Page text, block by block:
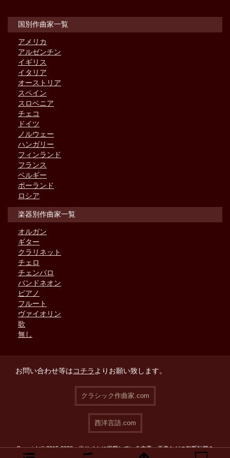
国別作曲家一覧
アメリカ
アルゼンチン
イギリス
イタリア
オーストリア
スペイン
スロベニア
チェコ
ドイツ
ノルウェー
ハンガリー
フィンランド
フランス
ベルギー
ポーランド
ロシア
楽器別作曲家一覧
オルガン
ギター
クラリネット
チェロ
チェンバロ
バンドネオン
ピアノ
フルート
ヴァイオリン
歌
無し
お問い合わせ等はコチラ よりお願い致します。
クラシック作曲家.com
西洋言語.com
Copyright© 2015-2026 当サイトに掲載している文章・画像などの無断転載を